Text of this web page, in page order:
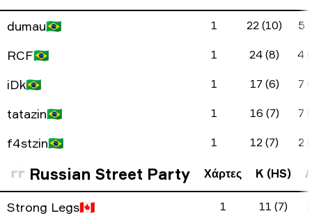
dumau🇧🇷 1 22 (10) 5
RCF🇧🇷 1 24 (8) 4
iDk🇧🇷 1 17 (6) 7
tatazin🇧🇷 1 16 (7) 7
f4stzin🇧🇷 1 12 (7) 2
Russian Street Party Χάρτες K (HS)
Strong Legs🇨🇦 1 11 (7)